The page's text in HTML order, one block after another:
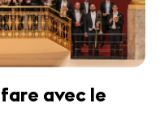
avec le